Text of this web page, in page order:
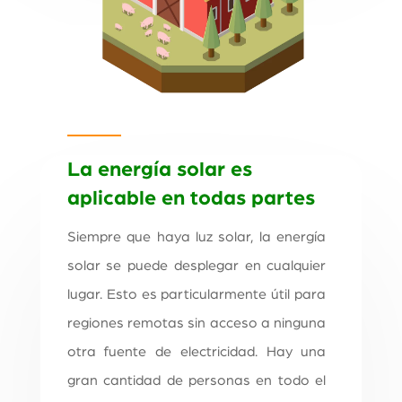
La energía solar es
aplicable en todas partes
Siempre que haya luz solar, la energía
solar se puede desplegar en cualquier
lugar. Esto es particularmente útil para
regiones remotas sin acceso a ninguna
otra fuente de electricidad. Hay una
gran cantidad de personas en todo el